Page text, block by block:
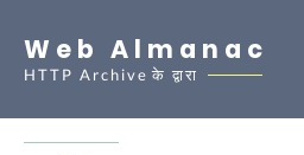
Web Almanac
HTTP Archive के द्वारा